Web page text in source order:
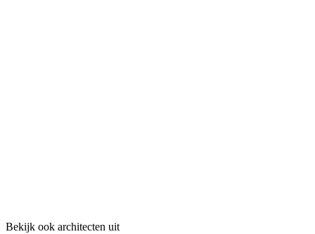
Bekijk ook architecten uit